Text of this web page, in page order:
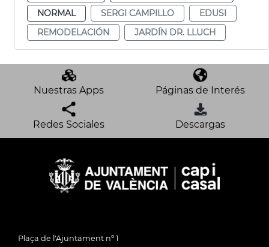
NORMAL
SERGI CAMPILLO
EDUSI
REMODELACIÓN
JARDÍN DR. LLUCH
Nuestras Apps Páginas de Interés
Redes Sociales Descargas
Plaça de l'Ajuntament nº 1